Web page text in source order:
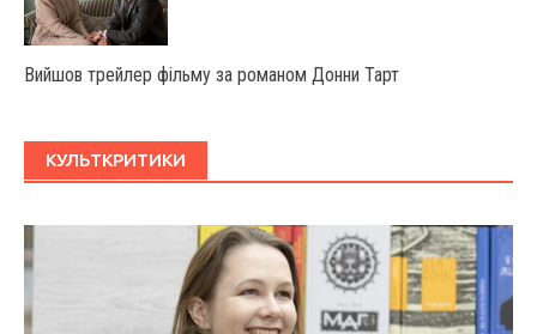
Вийшов трейлер фільму за романом Донни Тарт
КУЛЬТКРИТИКИ